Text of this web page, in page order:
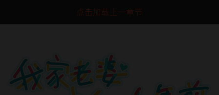
点击加载上一章节